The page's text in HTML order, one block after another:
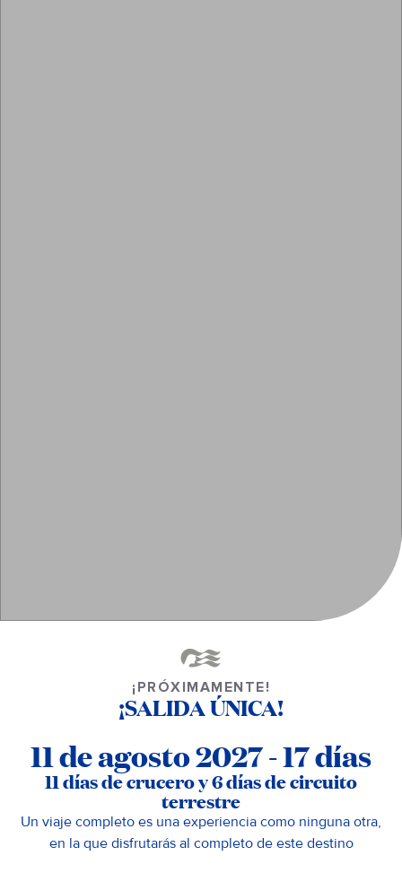
¡PRÓXIMAMENTE!
¡SALIDA ÚNICA!
11 de agosto 2027 - 17 días
11 días de crucero y 6 días de circuito
terrestre
Un viaje completo es una experiencia como ninguna otra,
en la que disfrutarás al completo de este destino